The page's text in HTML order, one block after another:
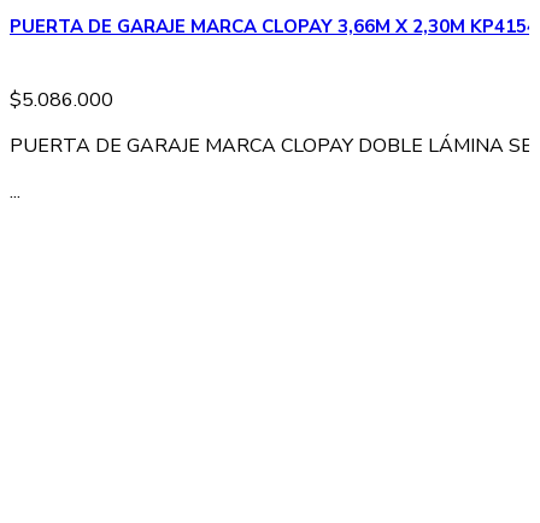
PUERTA DE GARAJE MARCA CLOPAY 3,66M X 2,30M
$5.086.000
PUERTA DE GARAJE MARCA CLOPAY DOBLE LÁMINA
...